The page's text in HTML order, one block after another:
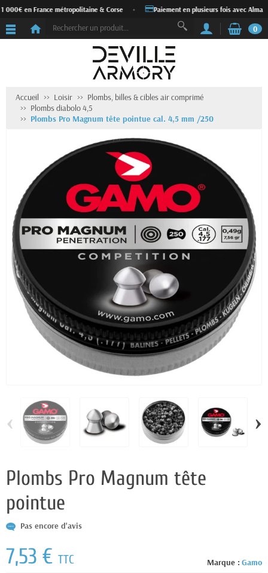
en France métropolitaine & Corse Paiement en plusieurs fois avec Alma
0
Accueil Loisir
Plombs, billes & cibles air comprimé
Plombs diabolo 4,5
Plombs Pro Magnum tête pointue cal. 4,5 mm /250
‹ ›
Plombs Pro Magnum tête
pointue
Pas encore d'avis
Marque : Gamo
7,53 € TTC